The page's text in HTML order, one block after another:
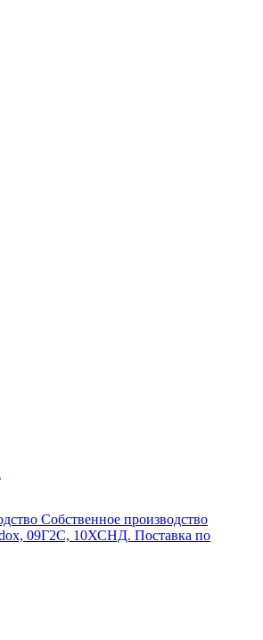
Собственное производство
09Г2С, 10ХСНД. Поставка по